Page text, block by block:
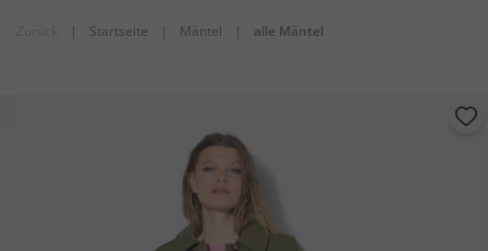
| Startseite | Mäntel | alle Mäntel